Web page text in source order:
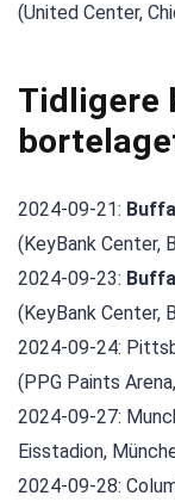
(United Center,
Tidligere
2024-09-21:
(KeyBank Center,
2024-09-23:
(KeyBank Center,
2024-09-24:
(PPG Paints
2024-09-27:
Eisstadion,
2024-09-28: